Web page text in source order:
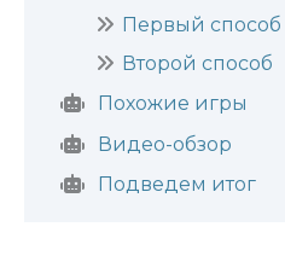
Первый способ
Второй способ
Похожие игры
Видео-обзор
Подведем итог